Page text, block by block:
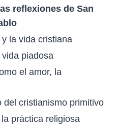
reflexiones de San
la vida cristiana
piadosa
el amor, la
del cristianismo primitivo
práctica religiosa